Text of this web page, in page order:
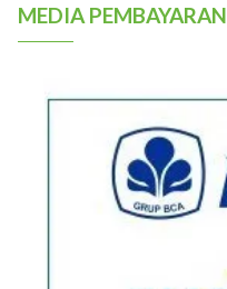
MEDIA PEMBAYARAN